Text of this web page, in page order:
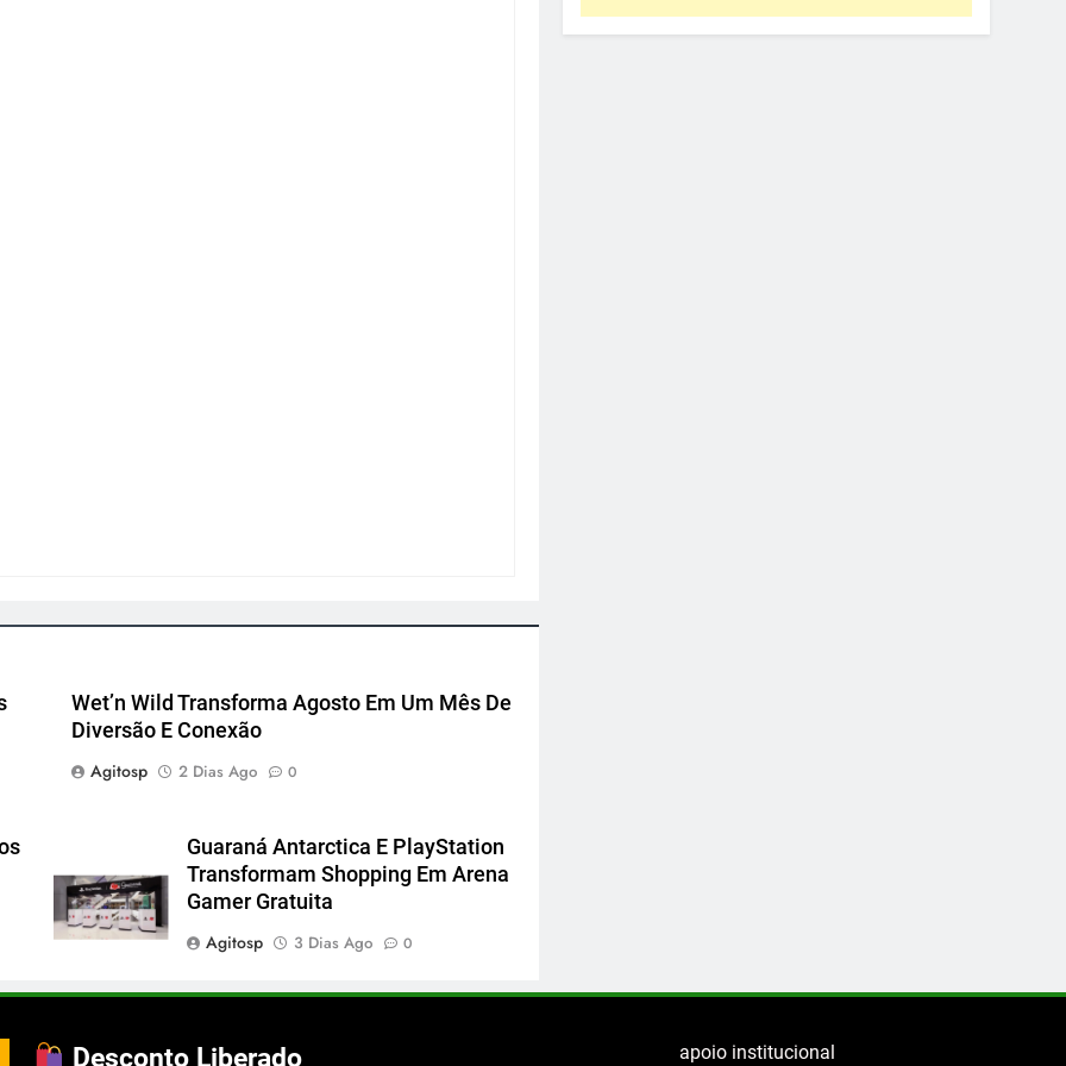
Wet’n Wild Transforma Agosto Em Um Mês De
Diversão E Conexão
Agitosp
2 Dias Ago 0
Guaraná Antarctica E PlayStation
Transformam Shopping Em Arena
Gamer Gratuita
Agitosp
3 Dias Ago 0
Desconto Liberado apoio institucional